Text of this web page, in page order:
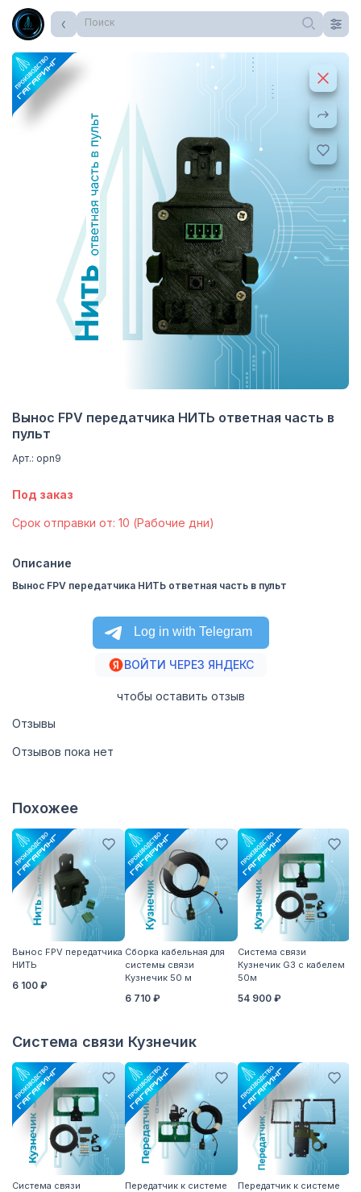
Поиск
Вынос FPV передатчика НИТЬ ответная часть в
пульт
Арт.: opn9
Под заказ
Cрок отправки от: 10 (Рабочие дни)
Описание
Вынос FPV передатчика НИТЬ ответная часть в пульт
ВОЙТИ ЧЕРЕЗ ЯНДЕКС
чтобы оставить отзыв
Отзывы
Отзывов пока нет
Похожее
Вынос FPV передатчика
НИТЬ
6 100 ₽
Сборка кабельная для
системы связи
Кузнечик 50 м
6 710 ₽
Система связи
Кузнечик G3 с кабелем
50м
54 900 ₽
Система связи Кузнечик
Система связи
Передатчик к системе
Передатчик к системе